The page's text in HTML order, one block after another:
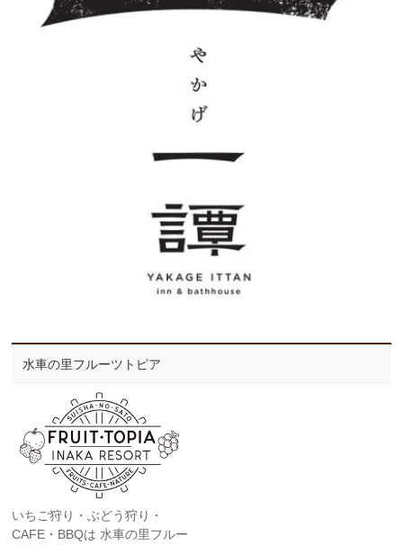
水車の里フルーツトピア
いちご狩り・ぶどう狩り・
CAFE・BBQは 水車の里フルー